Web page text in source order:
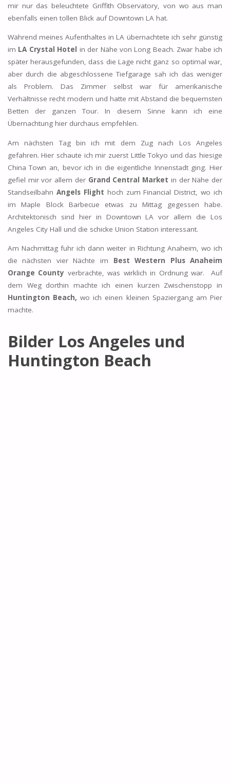
mir nur das beleuchtete Griffith Observatory, von wo aus man
ebenfalls einen tollen Blick auf Downtown LA hat.
Während meines Aufenthaltes in LA übernachtete ich sehr günstig
im LA Crystal Hotel in der Nähe von Long Beach. Zwar habe ich
später herausgefunden, dass die Lage nicht ganz so optimal war,
aber durch die abgeschlossene Tiefgarage sah ich das weniger
als Problem. Das Zimmer selbst war für amerikanische
Verhältnisse recht modern und hatte mit Abstand die bequemsten
Betten der ganzen Tour. In diesem Sinne kann ich eine
Übernachtung hier durchaus empfehlen.
Am nächsten Tag bin ich mit dem Zug nach Los Angeles
gefahren. Hier schaute ich mir zuerst Little Tokyo und das hiesige
China Town an, bevor ich in die eigentliche Innenstadt ging. Hier
gefiel mir vor allem der Grand Central Market in der Nähe der
Standseilbahn Angels Flight hoch zum Financial District, wo ich
im Maple Block Barbecue etwas zu Mittag gegessen habe.
Architektonisch sind hier in Downtown LA vor allem die Los
Angeles City Hall und die schicke Union Station interessant.
Am Nachmittag fuhr ich dann weiter in Richtung Anaheim, wo ich
die nächsten vier Nächte im Best Western Plus Anaheim
Orange County verbrachte, was wirklich in Ordnung war. Auf
dem Weg dorthin machte ich einen kurzen Zwischenstopp in
Huntington Beach, wo ich einen kleinen Spaziergang am Pier
machte.
Bilder Los Angeles und
Huntington Beach